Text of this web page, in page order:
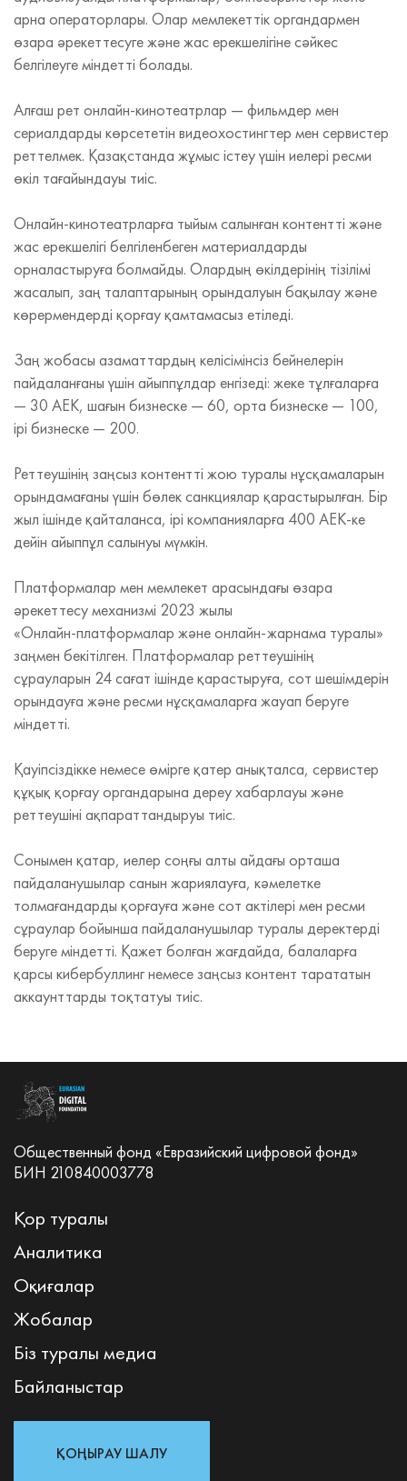
арна операторлары. Олар мемлекеттік органдармен
өзара әрекеттесуге және жас ерекшелігіне сәйкес
белгілеуге міндетті болады.
Алғаш рет онлайн‑кинотеатрлар — фильмдер мен
сериалдарды көрсететін видеохостингтер мен сервистер
реттелмек. Қазақстанда жұмыс істеу үшін иелері ресми
өкіл тағайындауы тиіс.
Онлайн‑кинотеатрларға тыйым салынған контентті және
жас ерекшелігі белгіленбеген материалдарды
орналастыруға болмайды. Олардың өкілдерінің тізілімі
жасалып, заң талаптарының орындалуын бақылау және
көрермендерді қорғау қамтамасыз етіледі.
Заң жобасы азаматтардың келісімінсіз бейнелерін
пайдаланғаны үшін айыппұлдар енгізеді: жеке тұлғаларға
— 30 АЕК, шағын бизнеске — 60, орта бизнеске — 100,
ірі бизнеске — 200.
Реттеушінің заңсыз контентті жою туралы нұсқамаларын
орындамағаны үшін бөлек санкциялар қарастырылған. Бір
жыл ішінде қайталанса, ірі компанияларға 400 АЕК‑ке
дейін айыппұл салынуы мүмкін.
Платформалар мен мемлекет арасындағы өзара
әрекеттесу механизмі 2023 жылы
«Онлайн‑платформалар және онлайн‑жарнама туралы»
заңмен бекітілген. Платформалар реттеушінің
сұрауларын 24 сағат ішінде қарастыруға, сот шешімдерін
орындауға және ресми нұсқамаларға жауап беруге
міндетті.
Қауіпсіздікке немесе өмірге қатер анықталса, сервистер
құқық қорғау органдарына дереу хабарлауы және
реттеушіні ақпараттандыруы тиіс.
Сонымен қатар, иелер соңғы алты айдағы орташа
пайдаланушылар санын жариялауға, кәмелетке
толмағандарды қорғауға және сот актілері мен ресми
сұраулар бойынша пайдаланушылар туралы деректерді
беруге міндетті. Қажет болған жағдайда, балаларға
қарсы кибербуллинг немесе заңсыз контент тарататын
аккаунттарды тоқтатуы тиіс.
Общественный фонд «Евразийский цифровой фонд»
БИН 210840003778
Қор туралы
Аналитика
Оқиғалар
Жобалар
Біз туралы медиа
Байланыстар
ҚОҢЫРАУ ШАЛУ